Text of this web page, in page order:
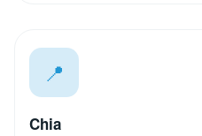
📍
Chia